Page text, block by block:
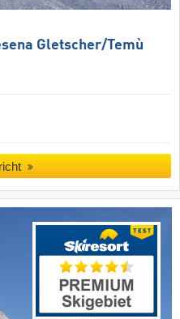
Gletscher/​Temù